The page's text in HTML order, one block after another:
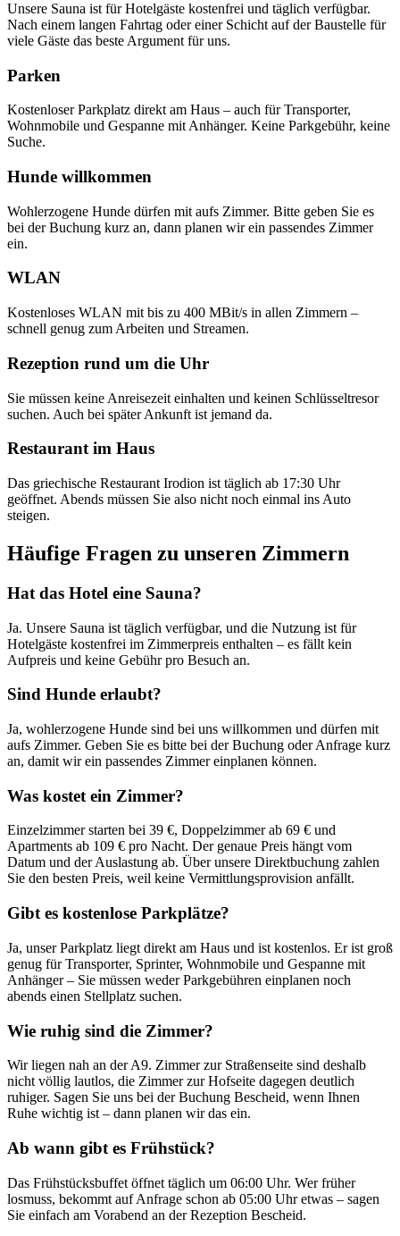
Unsere Sauna ist für Hotelgäste kostenfrei und täglich verfügbar.
Nach einem langen Fahrtag oder einer Schicht auf der Baustelle für
viele Gäste das beste Argument für uns.
Parken
Kostenloser Parkplatz direkt am Haus – auch für Transporter,
Wohnmobile und Gespanne mit Anhänger. Keine Parkgebühr, keine
Suche.
Hunde willkommen
Wohlerzogene Hunde dürfen mit aufs Zimmer. Bitte geben Sie es
bei der Buchung kurz an, dann planen wir ein passendes Zimmer
ein.
WLAN
Kostenloses WLAN mit bis zu 400 MBit/s in allen Zimmern –
schnell genug zum Arbeiten und Streamen.
Rezeption rund um die Uhr
Sie müssen keine Anreisezeit einhalten und keinen Schlüsseltresor
suchen. Auch bei später Ankunft ist jemand da.
Restaurant im Haus
Das griechische Restaurant Irodion ist täglich ab 17:30 Uhr
geöffnet. Abends müssen Sie also nicht noch einmal ins Auto
steigen.
Häufige Fragen zu unseren Zimmern
Hat das Hotel eine Sauna?
Ja. Unsere Sauna ist täglich verfügbar, und die Nutzung ist für
Hotelgäste kostenfrei im Zimmerpreis enthalten – es fällt kein
Aufpreis und keine Gebühr pro Besuch an.
Sind Hunde erlaubt?
Ja, wohlerzogene Hunde sind bei uns willkommen und dürfen mit
aufs Zimmer. Geben Sie es bitte bei der Buchung oder Anfrage kurz
an, damit wir ein passendes Zimmer einplanen können.
Was kostet ein Zimmer?
Einzelzimmer starten bei 39 €, Doppelzimmer ab 69 € und
Apartments ab 109 € pro Nacht. Der genaue Preis hängt vom
Datum und der Auslastung ab. Über unsere Direktbuchung zahlen
Sie den besten Preis, weil keine Vermittlungsprovision anfällt.
Gibt es kostenlose Parkplätze?
Ja, unser Parkplatz liegt direkt am Haus und ist kostenlos. Er ist groß
genug für Transporter, Sprinter, Wohnmobile und Gespanne mit
Anhänger – Sie müssen weder Parkgebühren einplanen noch
abends einen Stellplatz suchen.
Wie ruhig sind die Zimmer?
Wir liegen nah an der A9. Zimmer zur Straßenseite sind deshalb
nicht völlig lautlos, die Zimmer zur Hofseite dagegen deutlich
ruhiger. Sagen Sie uns bei der Buchung Bescheid, wenn Ihnen
Ruhe wichtig ist – dann planen wir das ein.
Ab wann gibt es Frühstück?
Das Frühstücksbuffet öffnet täglich um 06:00 Uhr. Wer früher
losmuss, bekommt auf Anfrage schon ab 05:00 Uhr etwas – sagen
Sie einfach am Vorabend an der Rezeption Bescheid.